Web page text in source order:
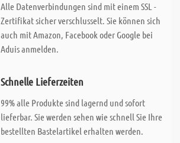
Alle Datenverbindungen sind mit einem SSL -
Zertifikat sicher verschlusselt. Sie können sich
auch mit Amazon, Facebook oder Google bei
Aduis anmelden.
Schnelle Lieferzeiten
99% alle Produkte sind lagernd und sofort
lieferbar. Sie werden sehen wie schnell Sie Ihre
bestellten Bastelartikel erhalten werden.